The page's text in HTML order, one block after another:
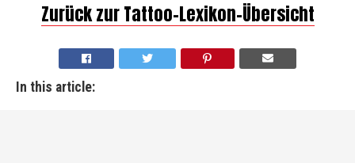
Zurück zur Tattoo-Lexikon-Übersicht
In this article: